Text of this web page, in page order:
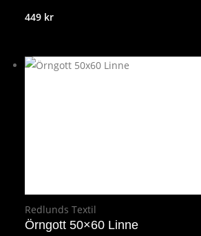
449 kr
Redlunds Textil
Örngott 50×60 Linne